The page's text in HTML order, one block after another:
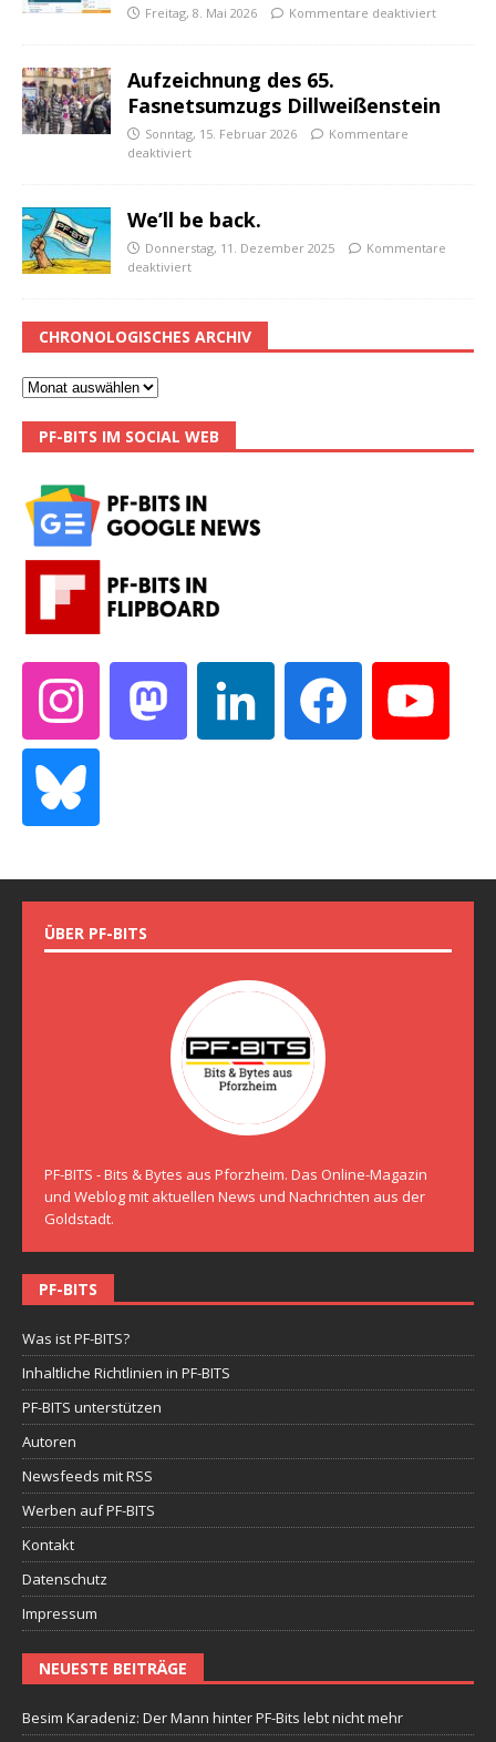
Freitag, 8. Mai 2026 Kommentare deaktiviert
Aufzeichnung des 65.
Fasnetsumzugs Dillweißenstein
Sonntag, 15. Februar 2026
Kommentare
deaktiviert
We’ll be back.
Donnerstag, 11. Dezember 2025
Kommentare
deaktiviert
CHRONOLOGISCHES ARCHIV
PF-BITS IM SOCIAL WEB
ÜBER PF-BITS
PF-BITS - Bits & Bytes aus Pforzheim. Das Online-Magazin
und Weblog mit aktuellen News und Nachrichten aus der
Goldstadt.
PF-BITS
Was ist PF-BITS?
Inhaltliche Richtlinien in PF-BITS
PF-BITS unterstützen
Autoren
Newsfeeds mit RSS
Werben auf PF-BITS
Kontakt
Datenschutz
Impressum
NEUESTE BEITRÄGE
Besim Karadeniz: Der Mann hinter PF-Bits lebt nicht mehr